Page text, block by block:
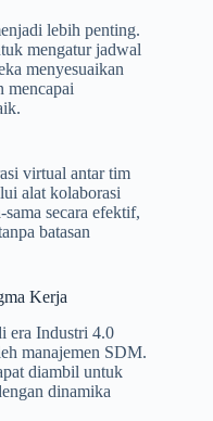
lebih penting.
mengatur jadwal
menyesuaikan
mencapai
virtual antar tim
alat kolaborasi
secara efektif,
batasan
Kerja
era Industri 4.0
manajemen SDM.
diambil untuk
dinamika